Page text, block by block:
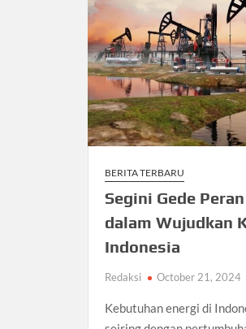
BERITA TERBARU
Segini Gede
dalam Wujudkan
Indonesia
Redaksi October 21, 2024
Kebutuhan energi di